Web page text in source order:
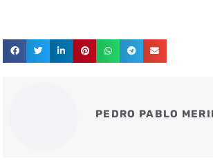
PEDRO PABLO